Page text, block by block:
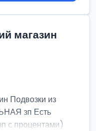
магазин
Подвозки из
зп Есть
с процентами)